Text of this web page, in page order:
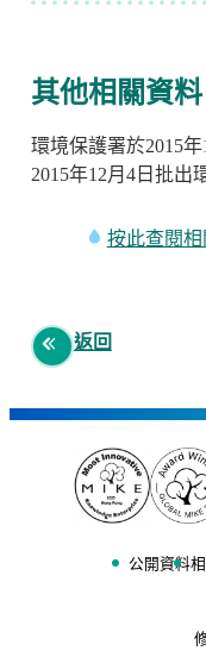
其他相關資料
環境保護署於2015
2015年12月4日批出
按此查閱
返回
公開資料